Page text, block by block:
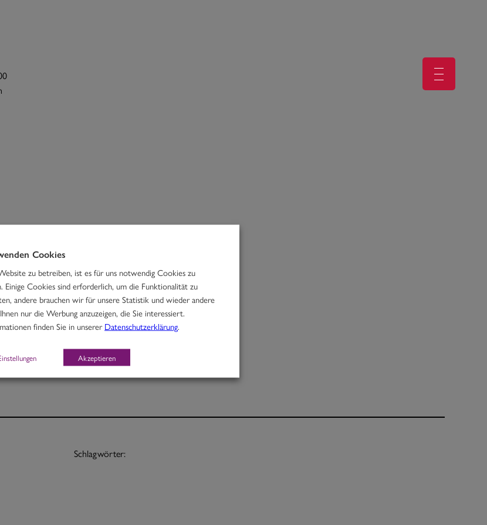
Johnny Pepper
in Pfeffer-Kardamom-Kokoscurry mit Fisolen
Portion 12,70
½ Pt. 7,70
Schlagwörter:
Cookies
zu betreiben, ist es für uns notwendig Cookies zu
Einige Cookies sind erforderlich, um die Funktionalität zu
andere brauchen wir für unsere Statistik und wieder andere
nur die Werbung anzuzeigen, die Sie interessiert.
finden Sie in unsererDatenschutzerklärung.
Akzeptieren